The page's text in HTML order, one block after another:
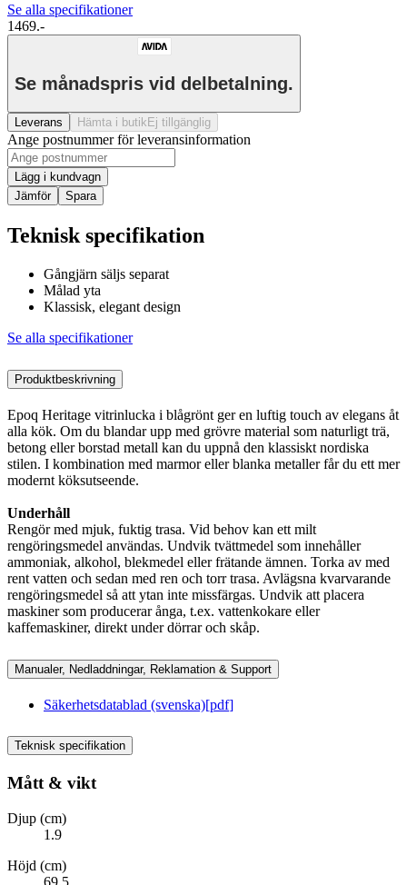
Se alla specifikationer
1469.-
Se månadspris vid delbetalning.
Leverans Hämta i butik Ej tillgänglig
Ange postnummer för leveransinformation
Lägg i kundvagn
Jämför
Spara
Teknisk specifikation
Gångjärn säljs separat
Målad yta
Klassisk, elegant design
Se alla specifikationer
Produktbeskrivning
Epoq Heritage vitrinlucka i blågrönt ger en luftig touch av elegans åt
alla kök. Om du blandar upp med grövre material som naturligt trä,
betong eller borstad metall kan du uppnå den klassiskt nordiska
stilen. I kombination med marmor eller blanka metaller får du ett mer
modernt köksutseende.
Underhåll
Rengör med mjuk, fuktig trasa. Vid behov kan ett milt
rengöringsmedel användas. Undvik tvättmedel som innehåller
ammoniak, alkohol, blekmedel eller frätande ämnen. Torka av med
rent vatten och sedan med ren och torr trasa. Avlägsna kvarvarande
rengöringsmedel så att ytan inte missfärgas. Undvik att placera
maskiner som producerar ånga, t.ex. vattenkokare eller
kaffemaskiner, direkt under dörrar och skåp.
Manualer, Nedladdningar, Reklamation & Support
Säkerhetsdatablad (svenska)[pdf]
Teknisk specifikation
Mått & vikt
Djup (cm)
1.9
Höjd (cm)
69.5